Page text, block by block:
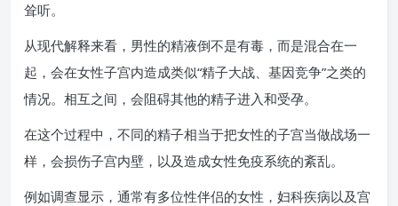
耸听。
从现代解释来看，男性的精液倒不是有毒，而是混合在一
起，会在女性子宫内造成类似“精子大战、基因竞争”之类的
情况。相互之间，会阻碍其他的精子进入和受孕。
在这个过程中，不同的精子相当于把女性的子宫当做战场一
样，会损伤子宫内壁，以及造成女性免疫系统的紊乱。
例如调查显示，通常有多位性伴侣的女性，妇科疾病以及宫